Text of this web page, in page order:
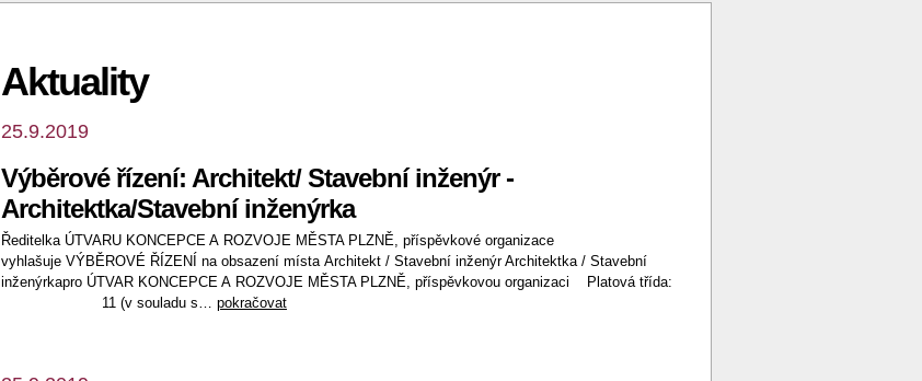
Aktuality
25.9.2019
Výběrové řízení: Architekt/ Stavební inženýr -
Architektka/Stavební inženýrka
Ředitelka ÚTVARU KONCEPCE A ROZVOJE MĚSTA PLZNĚ, příspěvkové organizace
vyhlašuje VÝBĚROVÉ ŘÍZENÍ na obsazení místa Architekt / Stavební inženýr Architektka / Stavební
inženýrkapro ÚTVAR KONCEPCE A ROZVOJE MĚSTA PLZNĚ, příspěvkovou organizaci Platová třída:
11 (v souladu s… pokračovat